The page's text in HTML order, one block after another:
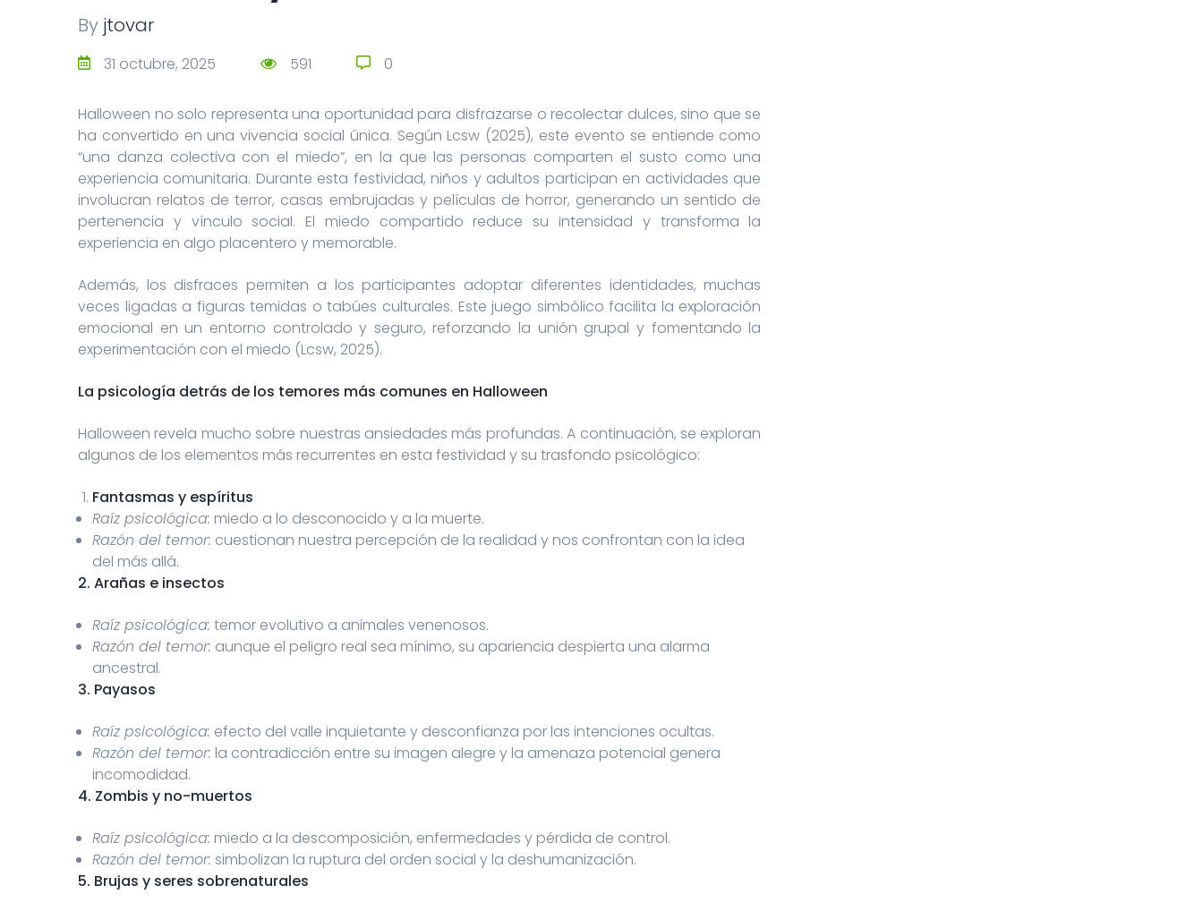
By jtovar
31 octubre, 2025 591 0
Halloween no solo representa una oportunidad para disfrazarse o recolectar dulces, sino que se
ha convertido en una vivencia social única. Según Lcsw (2025), este evento se entiende como
“una danza colectiva con el miedo”, en la que las personas comparten el susto como una
experiencia comunitaria. Durante esta festividad, niños y adultos participan en actividades que
involucran relatos de terror, casas embrujadas y películas de horror, generando un sentido de
pertenencia y vínculo social. El miedo compartido reduce su intensidad y transforma la
experiencia en algo placentero y memorable.
Además, los disfraces permiten a los participantes adoptar diferentes identidades, muchas
veces ligadas a figuras temidas o tabúes culturales. Este juego simbólico facilita la exploración
emocional en un entorno controlado y seguro, reforzando la unión grupal y fomentando la
experimentación con el miedo (Lcsw, 2025).
La psicología detrás de los temores más comunes en Halloween
Halloween revela mucho sobre nuestras ansiedades más profundas. A continuación, se exploran
algunos de los elementos más recurrentes en esta festividad y su trasfondo psicológico:
Fantasmas y espíritus
Raíz psicológica: miedo a lo desconocido y a la muerte.
Razón del temor: cuestionan nuestra percepción de la realidad y nos confrontan con la idea
del más allá.
2. Arañas e insectos
Raíz psicológica: temor evolutivo a animales venenosos.
Razón del temor: aunque el peligro real sea mínimo, su apariencia despierta una alarma
ancestral.
3. Payasos
Raíz psicológica: efecto del valle inquietante y desconfianza por las intenciones ocultas.
Razón del temor: la contradicción entre su imagen alegre y la amenaza potencial genera
incomodidad.
4. Zombis y no-muertos
Raíz psicológica: miedo a la descomposición, enfermedades y pérdida de control.
Razón del temor: simbolizan la ruptura del orden social y la deshumanización.
5. Brujas y seres sobrenaturales